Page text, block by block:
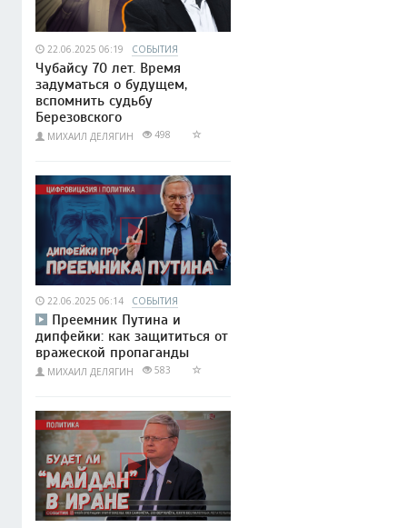
22.06.2025 06:19 СОБЫТИЯ
Чубайсу 70 лет. Время
задуматься о будущем,
вспомнить судьбу
Березовского
МИХАИЛ ДЕЛЯГИН 498
22.06.2025 06:14 СОБЫТИЯ
Преемник Путина и
дипфейки: как защититься от
вражеской пропаганды
МИХАИЛ ДЕЛЯГИН 583